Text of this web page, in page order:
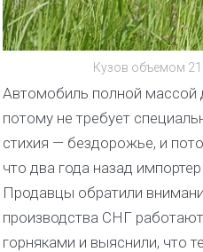
Кузов объемом
Автомобиль полной массой
потому не требует
стихия — бездорожье, и
что два года назад
Продавцы обратили
производства СНГ
горняками и выяснили, что